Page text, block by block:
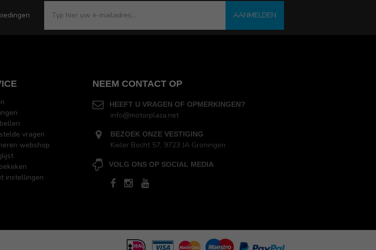
AANMELDEN
vragen
webshop
instellingen
NEEM CONTACT OP
HEEFT U VRAGEN OF OPMERKINGEN?
info@motorplaza.net
BEZOEK ONZE VESTIGING
Kieler Bocht 57, 9723 JA Groningen
VOLG ONS OP SOCIAL MEDIA